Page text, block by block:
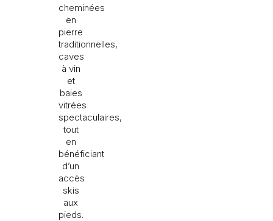
cheminées
en
pierre
traditionnelles,
caves
à vin
et
baies
vitrées
spectaculaires,
tout
en
bénéficiant
d’un
accès
skis
aux
pieds.